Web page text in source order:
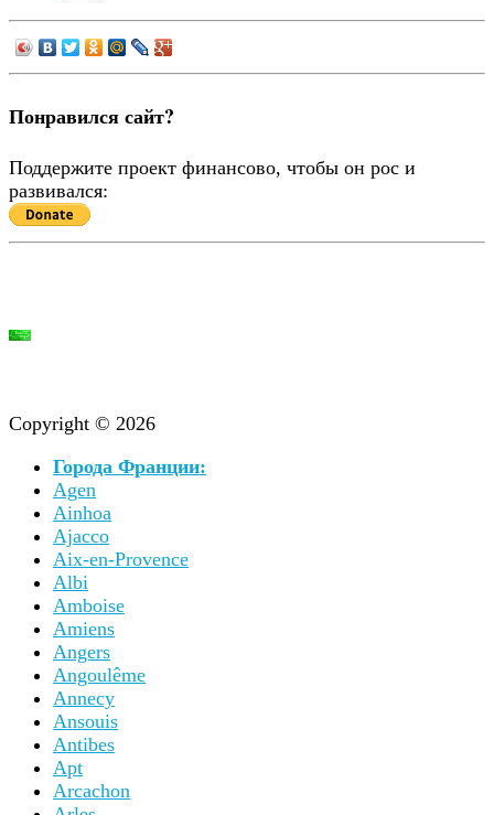
Понравился сайт?
Поддержите проект финансово, чтобы он рос и
развивался:
Copyright © 2026
Города Франции:
Agen
Ainhoa
Ajacco
Aix-en-Provence
Albi
Amboise
Amiens
Angers
Angoulême
Annecy
Ansouis
Antibes
Apt
Arcachon